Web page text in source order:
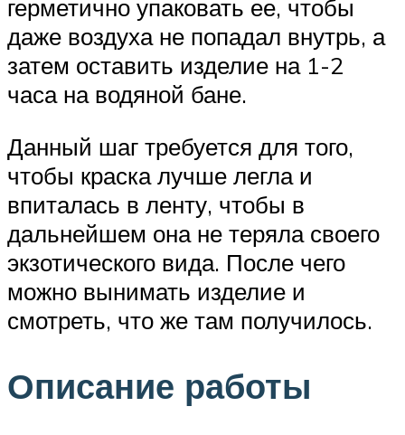
герметично упаковать ее, чтобы
даже воздуха не попадал внутрь, а
затем оставить изделие на 1-2
часа на водяной бане.
Данный шаг требуется для того,
чтобы краска лучше легла и
впиталась в ленту, чтобы в
дальнейшем она не теряла своего
экзотического вида. После чего
можно вынимать изделие и
смотреть, что же там получилось.
Описание работы